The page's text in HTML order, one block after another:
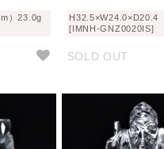
）23.0g
H32.5×W24.0×D20.4
[IMNH-GNZ0020IS]
SOLD OUT